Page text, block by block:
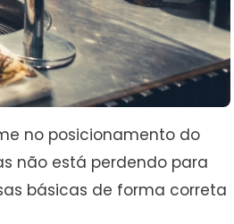
no posicionamento do
não está perdendo para
básicas de forma correta